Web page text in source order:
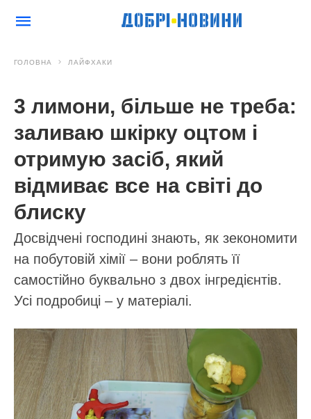
ГОЛОВНА ЛАЙФХАКИ
3 лимони, більше не треба:
заливаю шкірку оцтом і
отримую засіб, який
відмиває все на світі до
блиску
Досвідчені господині знають, як зекономити
на побутовій хімії – вони роблять її
самостійно буквально з двох інгредієнтів.
Усі подробиці – у матеріалі.